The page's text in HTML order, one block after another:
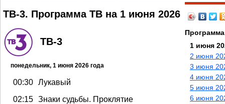
ТВ-3. Программа ТВ на 1 июня 2026
ТВ-3
понедельник, 1 июня 2026 года
00:30 Лукавый
02:15 Знаки судьбы. Проклятие
1 июня
2 июня
3 июня
4 июня
5 июня
6 июня